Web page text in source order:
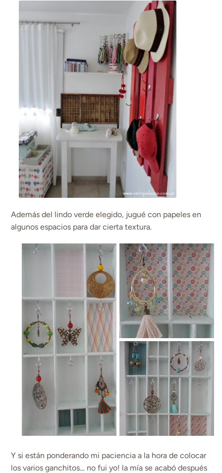
Además del lindo verde elegido, jugué con papeles en
algunos espacios para dar cierta textura.
Y si están ponderando mi paciencia a la hora de colocar
los varios ganchitos… no fui yo! la mía se acabó después